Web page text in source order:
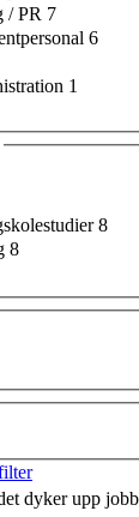
/ PR 7
6
1
8
8
dyker upp